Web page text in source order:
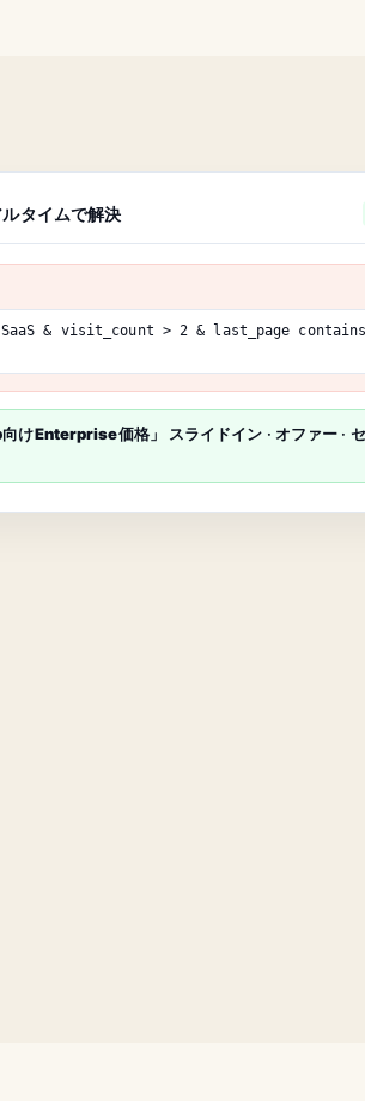
タイムで解決
& visit_count > 2 & last_page contains
けEnterprise価格」
スライドイン · オファー ·